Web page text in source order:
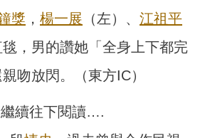
獎 ， 楊一展 （左）、 江祖平
毯，男的讚她「全身上下都完
吻放閃。（東方IC）
續往下閱讀….